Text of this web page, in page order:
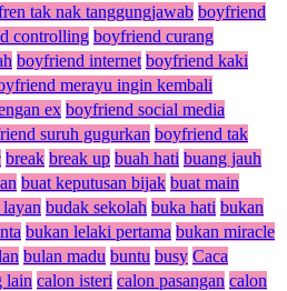
tak nak tanggungjawab boyfriend
controlling boyfriend curang
boyfriend internet boyfriend kaki
merayu ingin kembali
ex boyfriend social media
suruh gugurkan boyfriend tak
break break up buah hati buang jauh
buat keputusan bijak buat main
budak sekolah buka hati bukan
bukan lelaki pertama bukan miracle
bulan madu buntu busy Caca
lain calon isteri calon pasangan calon